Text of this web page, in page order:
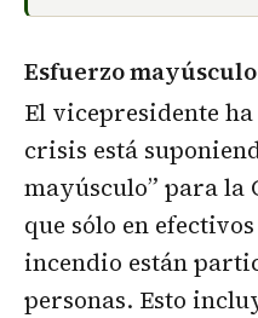
Esfuerzo mayúsculo
El vicepresidente
crisis está
mayúsculo” para la
que sólo en
incendio están
personas. Esto